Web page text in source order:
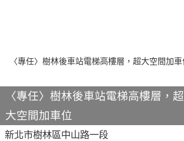
〈專任〉樹林後車站電梯高樓層，超
大空間加車位
新北市樹林區中山路一段